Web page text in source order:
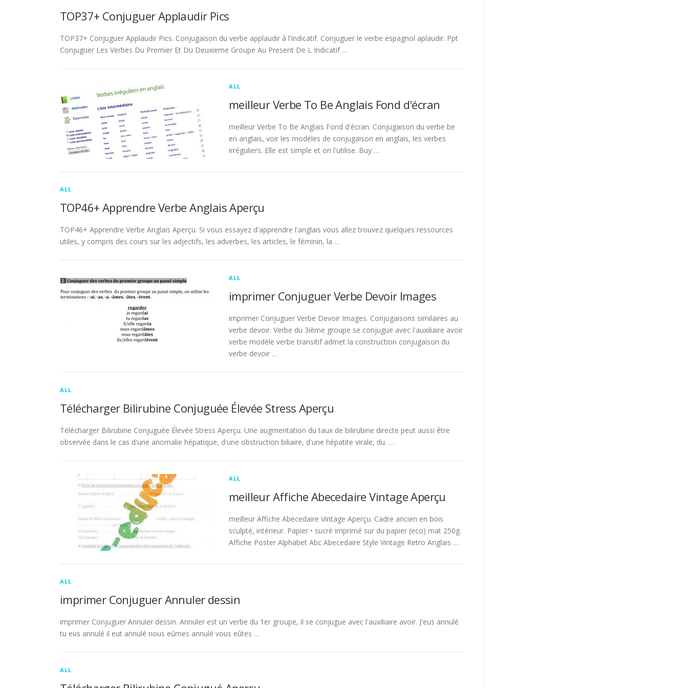
TOP37+ Conjuguer Applaudir Pics
TOP37+ Conjuguer Applaudir Pics. Conjugaison du verbe applaudir à l'indicatif. Conjuguer le verbe espagnol aplaudir. Ppt
Conjuguer Les Verbes Du Premier Et Du Deuxieme Groupe Au Present De L Indicatif …
ALL
meilleur Verbe To Be Anglais Fond d'écran
meilleur Verbe To Be Anglais Fond d'écran. Conjugaison du verbe be
en anglais, voir les modèles de conjugaison en anglais, les verbes
irréguliers. Elle est simple et on l'utilise. Buy …
ALL
TOP46+ Apprendre Verbe Anglais Aperçu
TOP46+ Apprendre Verbe Anglais Aperçu. Si vous essayez d'apprendre l'anglais vous allez trouvez quelques ressources
utiles, y compris des cours sur les adjectifs, les adverbes, les articles, le féminin, la …
ALL
imprimer Conjuguer Verbe Devoir Images
imprimer Conjuguer Verbe Devoir Images. Conjugaisons similaires au
verbe devoir. Verbe du 3ième groupe se conjugue avec l'auxiliaire avoir
verbe modèle verbe transitif admet la construction conjugaison du
verbe devoir …
ALL
Télécharger Bilirubine Conjuguée Élevée Stress Aperçu
Télécharger Bilirubine Conjuguée Élevée Stress Aperçu. Une augmentation du taux de bilirubine directe peut aussi être
observée dans le cas d'une anomalie hépatique, d'une obstruction biliaire, d'une hépatite virale, du. …
ALL
meilleur Affiche Abecedaire Vintage Aperçu
meilleur Affiche Abecedaire Vintage Aperçu. Cadre ancien en bois
sculpté, intérieur. Papier • sucré imprimé sur du papier (eco) mat 250g.
Affiche Poster Alphabet Abc Abecedaire Style Vintage Retro Anglais …
ALL
imprimer Conjuguer Annuler dessin
imprimer Conjuguer Annuler dessin. Annuler est un verbe du 1er groupe, il se conjugue avec l'auxiliaire avoir. J'eus annulé
tu eus annulé il eut annulé nous eûmes annulé vous eûtes …
ALL